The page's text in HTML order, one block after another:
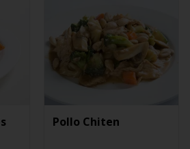
Pollo Chiten